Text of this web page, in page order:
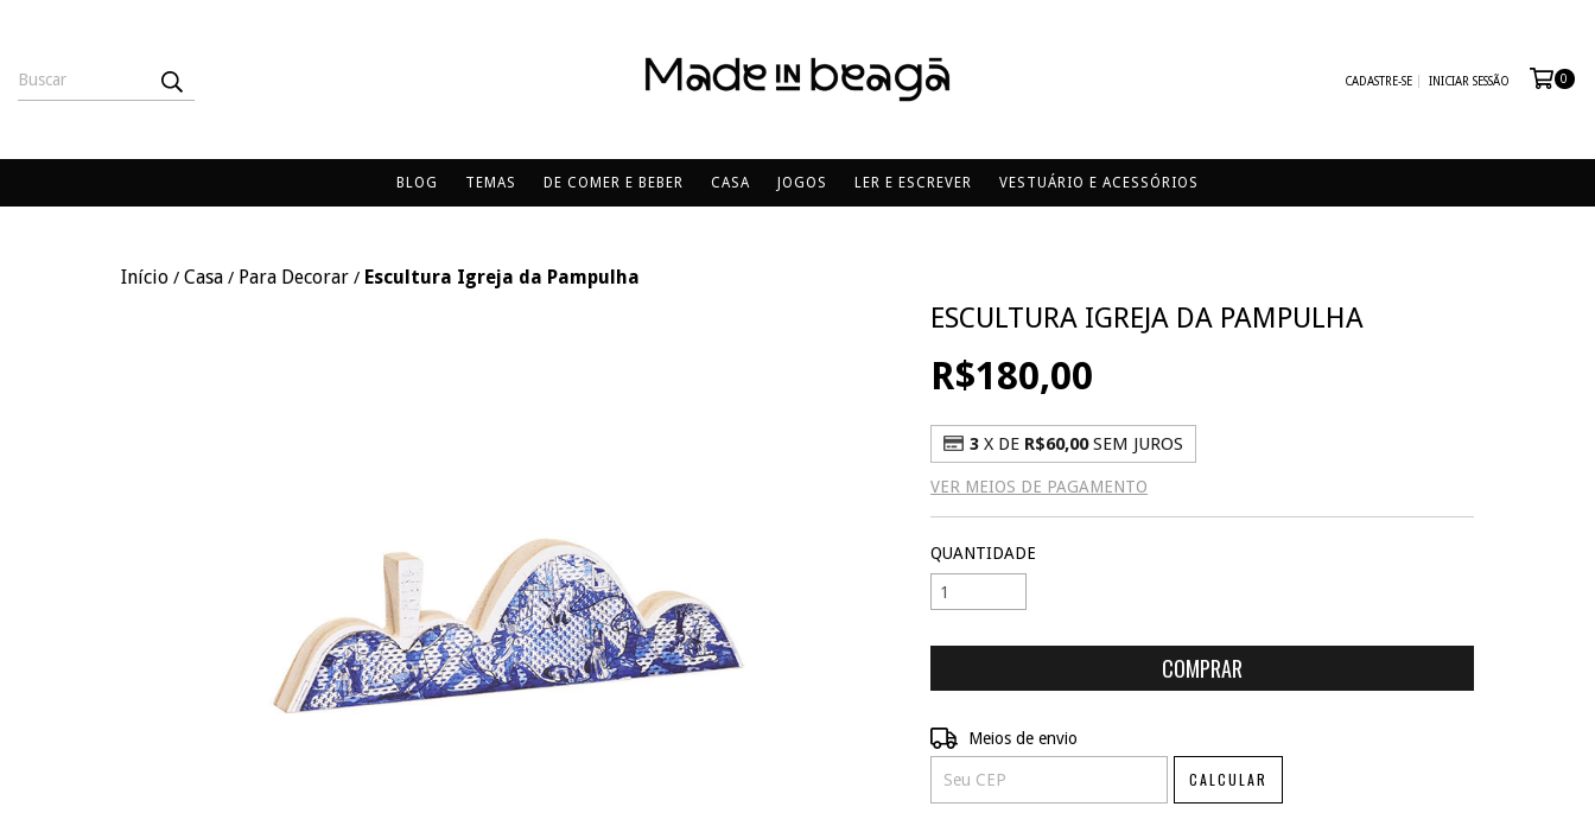
CADASTRE-SE INICIAR SESSÃO 0
BLOG TEMAS DE COMER E BEBER CASA JOGOS LER E ESCREVER VESTUÁRIO E ACESSÓRIOS
Início / Casa / Para Decorar / Escultura Igreja da Pampulha
ESCULTURA IGREJA DA PAMPULHA
R$180,00
3 X DE R$60,00 SEM JUROS
VER MEIOS DE PAGAMENTO
QUANTIDADE
Entregas para o CEP:
Meios de envio
CALCULAR